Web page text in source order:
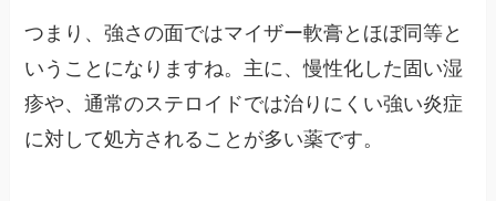
つまり、強さの面ではマイザー軟膏とほぼ同等と
いうことになりますね。主に、慢性化した固い湿
疹や、通常のステロイドでは治りにくい強い炎症
に対して処方されることが多い薬です。